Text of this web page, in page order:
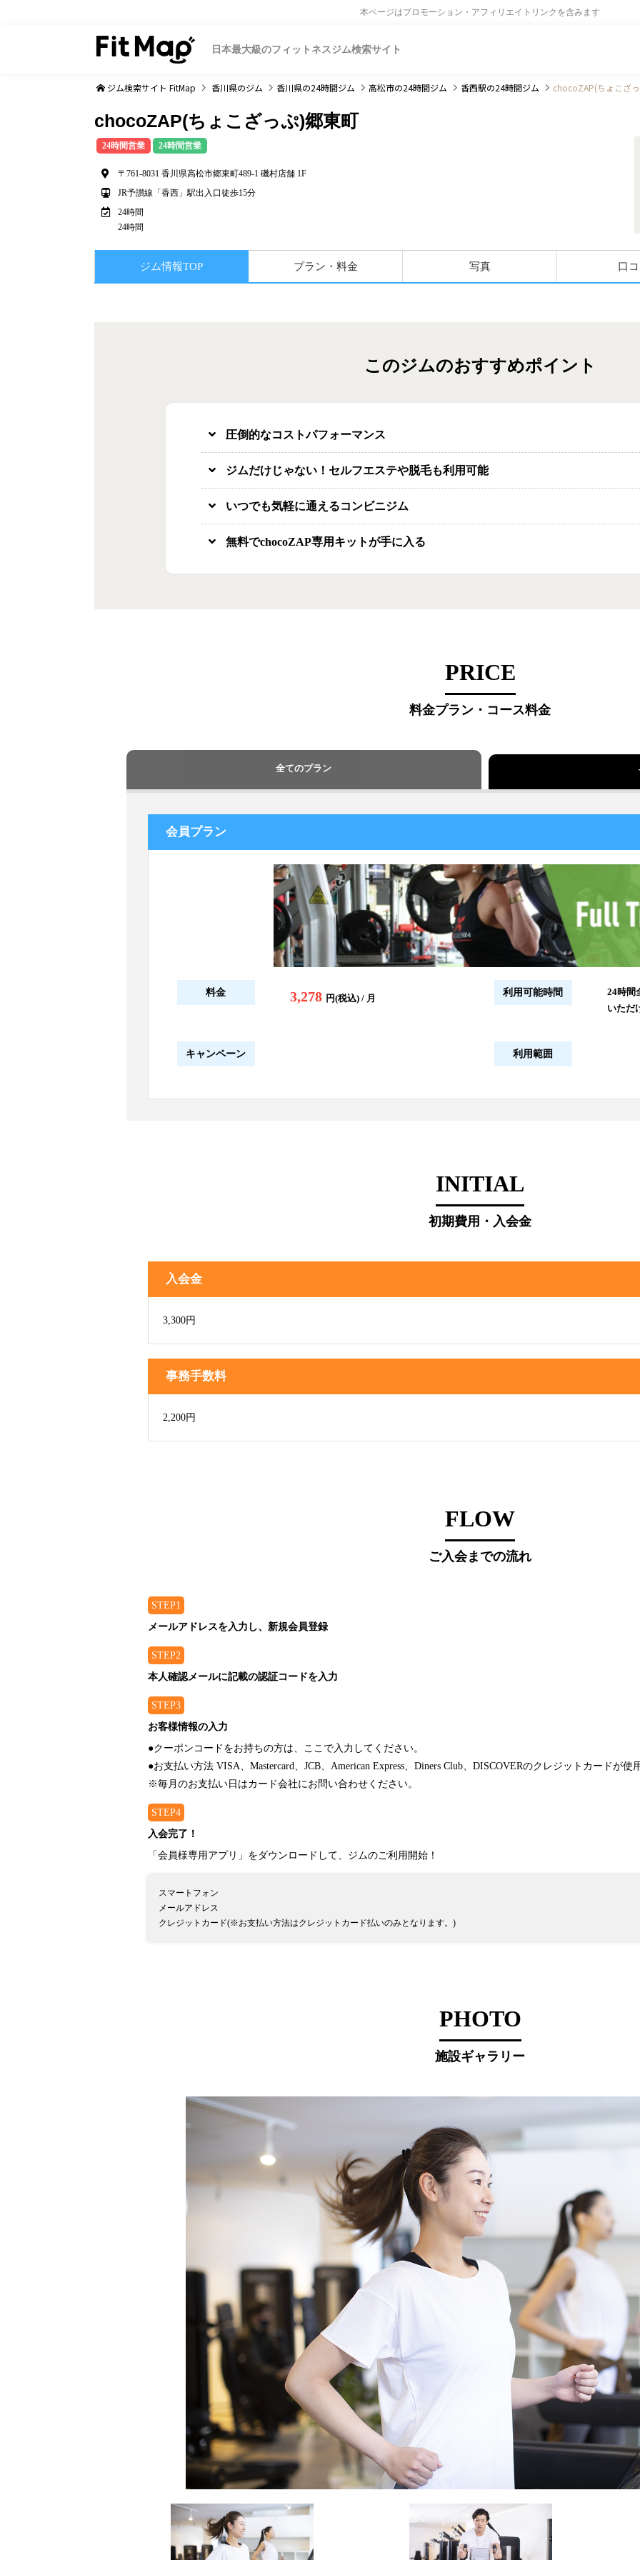
本ページはプロモーション・アフィリエイトリンクを含みます
日本最大級のフィットネスジム検索サイト
ジム検索サイト FitMap 香川県のジム 香川県の24時間ジム 高松市の24時間ジム 香西駅の24時間ジム chocoZAP(ちょこざ
chocoZAP(ちょこざっぷ)郷東町
24時間営業 24時間営業
〒761-8031 香川県高松市郷東町489-1 磯村店舗 1F
JR予讃線「香西」駅出入口徒歩15分
24時間
24時間
ジム情報TOP プラン・料金 写真 口コ
このジムのおすすめポイント
圧倒的なコストパフォーマンス
ジムだけじゃない！セルフエステや脱毛も利用可能
いつでも気軽に通えるコンビニジム
無料でchocoZAP専用キットが手に入る
PRICE
料金プラン・コース料金
全てのプラン
会員プラン
料金 3,278 円(税込) / 月
利用可能時間
24時間
いただ
キャンペーン 利用範囲
INITIAL
初期費用・入会金
入会金
3,300円
事務手数料
2,200円
FLOW
ご入会までの流れ
STEP1
メールアドレスを入力し、新規会員登録
STEP2
本人確認メールに記載の認証コードを入力
STEP3
お客様情報の入力
●クーポンコードをお持ちの方は、ここで入力してください。
●お支払い方法 VISA、Mastercard、JCB、American Express、Diners Club、DISCOVERのクレジットカードが使
※毎月のお支払い日はカード会社にお問い合わせください。
STEP4
入会完了！
「会員様専用アプリ」をダウンロードして、ジムのご利用開始！
スマートフォン
メールアドレス
クレジットカード(※お支払い方法はクレジットカード払いのみとなります。)
PHOTO
施設ギャラリー